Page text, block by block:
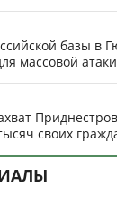
базы в
массовой
своих